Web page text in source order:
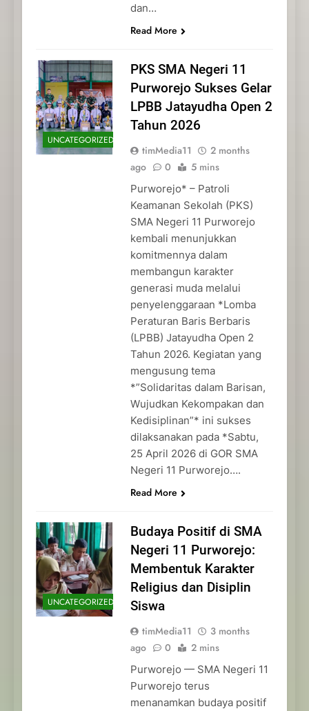
dan…
Read More
UNCATEGORIZED
PKS SMA Negeri 11
Purworejo Sukses Gelar
LPBB Jatayudha Open 2
Tahun 2026
timMedia11
2 months
ago
0 5 mins
Purworejo* – Patroli
Keamanan Sekolah (PKS)
SMA Negeri 11 Purworejo
kembali menunjukkan
komitmennya dalam
membangun karakter
generasi muda melalui
penyelenggaraan *Lomba
Peraturan Baris Berbaris
(LPBB) Jatayudha Open 2
Tahun 2026. Kegiatan yang
mengusung tema
*”Solidaritas dalam Barisan,
Wujudkan Kekompakan dan
Kedisiplinan”* ini sukses
dilaksanakan pada *Sabtu,
25 April 2026 di GOR SMA
Negeri 11 Purworejo….
Read More
UNCATEGORIZED
Budaya Positif di SMA
Negeri 11 Purworejo:
Membentuk Karakter
Religius dan Disiplin
Siswa
timMedia11
3 months
ago
0 2 mins
Purworejo — SMA Negeri 11
Purworejo terus
menanamkan budaya positif